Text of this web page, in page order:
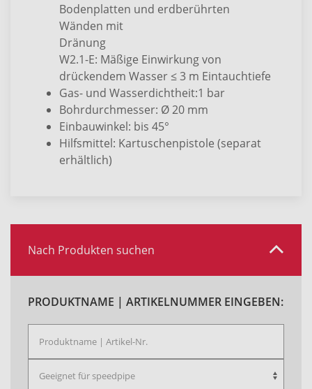
Bodenplatten und erdberührten
Wänden mit
Dränung
W2.1-E: Mäßige Einwirkung von
drückendem Wasser ≤ 3 m Eintauchtiefe
Gas- und Wasserdichtheit:1 bar
Bohrdurchmesser: Ø 20 mm
Einbauwinkel: bis 45°
Hilfsmittel: Kartuschenpistole (separat
erhältlich)
Nach Produkten suchen
PRODUKTNAME | ARTIKELNUMMER EINGEBEN: